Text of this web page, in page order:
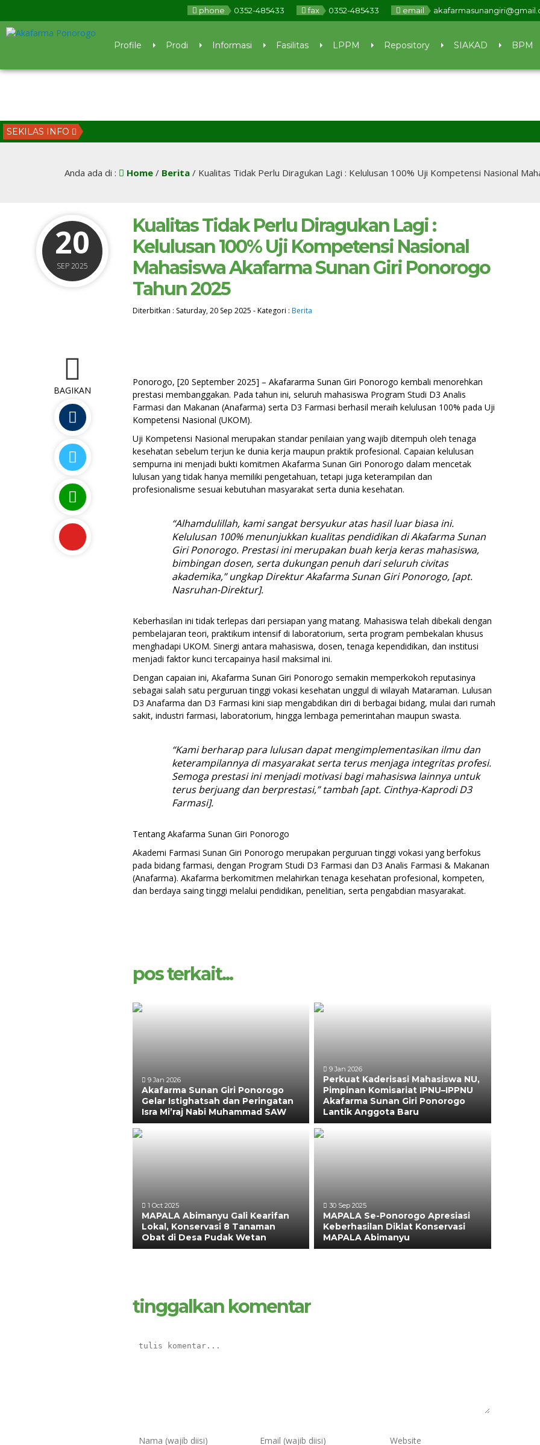
phone 0352-485433 fax 0352-485433 email
Profile Prodi Informasi Fasilitas LPPM Repository SIAKAD BPM
SEKILAS INFO
Anda ada di : Home/ Berita/ Kualitas Tidak Perlu Diragukan Lagi : Kelulusan 100% Uji Kompetensi Nasional
20
SEP 2025
Kualitas Tidak Perlu Diragukan Lagi :
Kelulusan 100% Uji Kompetensi Nasional
Mahasiswa Akafarma Sunan Giri Ponorogo
Tahun 2025
Diterbitkan : Saturday, 20 Sep 2025 -Kategori : Berita
BAGIKAN
Ponorogo, [20 September 2025] – Akafararma Sunan Giri Ponorogo kembali menorehkan
prestasi membanggakan. Pada tahun ini, seluruh mahasiswa Program Studi D3 Analis
Farmasi dan Makanan (Anafarma) serta D3 Farmasi berhasil meraih kelulusan 100% pada Uji
Kompetensi Nasional (UKOM).
Uji Kompetensi Nasional merupakan standar penilaian yang wajib ditempuh oleh tenaga
kesehatan sebelum terjun ke dunia kerja maupun praktik profesional. Capaian kelulusan
sempurna ini menjadi bukti komitmen Akafarma Sunan Giri Ponorogo dalam mencetak
lulusan yang tidak hanya memiliki pengetahuan, tetapi juga keterampilan dan
profesionalisme sesuai kebutuhan masyarakat serta dunia kesehatan.
“Alhamdulillah, kami sangat bersyukur atas hasil luar biasa ini.
Kelulusan 100% menunjukkan kualitas pendidikan di Akafarma Sunan
Giri Ponorogo. Prestasi ini merupakan buah kerja keras mahasiswa,
bimbingan dosen, serta dukungan penuh dari seluruh civitas
akademika,” ungkap Direktur Akafarma Sunan Giri Ponorogo, [apt.
Nasruhan-Direktur].
Keberhasilan ini tidak terlepas dari persiapan yang matang. Mahasiswa telah dibekali dengan
pembelajaran teori, praktikum intensif di laboratorium, serta program pembekalan khusus
menghadapi UKOM. Sinergi antara mahasiswa, dosen, tenaga kependidikan, dan institusi
menjadi faktor kunci tercapainya hasil maksimal ini.
Dengan capaian ini, Akafarma Sunan Giri Ponorogo semakin memperkokoh reputasinya
sebagai salah satu perguruan tinggi vokasi kesehatan unggul di wilayah Mataraman. Lulusan
D3 Anafarma dan D3 Farmasi kini siap mengabdikan diri di berbagai bidang, mulai dari rumah
sakit, industri farmasi, laboratorium, hingga lembaga pemerintahan maupun swasta.
“Kami berharap para lulusan dapat mengimplementasikan ilmu dan
keterampilannya di masyarakat serta terus menjaga integritas profesi.
Semoga prestasi ini menjadi motivasi bagi mahasiswa lainnya untuk
terus berjuang dan berprestasi,” tambah [apt. Cinthya-Kaprodi D3
Farmasi].
Tentang Akafarma Sunan Giri Ponorogo
Akademi Farmasi Sunan Giri Ponorogo merupakan perguruan tinggi vokasi yang berfokus
pada bidang farmasi, dengan Program Studi D3 Farmasi dan D3 Analis Farmasi & Makanan
(Anafarma). Akafarma berkomitmen melahirkan tenaga kesehatan profesional, kompeten,
dan berdaya saing tinggi melalui pendidikan, penelitian, serta pengabdian masyarakat.
pos terkait...
9 Jan 2026
Akafarma Sunan Giri Ponorogo
Gelar Istighatsah dan Peringatan
Isra Mi’raj Nabi Muhammad SAW
9 Jan 2026
Perkuat Kaderisasi Mahasiswa NU,
Pimpinan Komisariat IPNU–IPPNU
Akafarma Sunan Giri Ponorogo
Lantik Anggota Baru
1 Oct 2025
MAPALA Abimanyu Gali Kearifan
Lokal, Konservasi 8 Tanaman
Obat di Desa Pudak Wetan
30 Sep 2025
MAPALA Se-Ponorogo Apresiasi
Keberhasilan Diklat Konservasi
MAPALA Abimanyu
tinggalkan komentar